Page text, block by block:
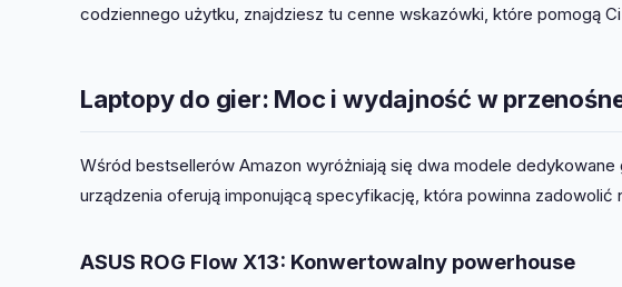
codziennego użytku, znajdziesz tu cenne wskazówki, które pomogą
Laptopy do gier: Moc i wydajność w
Wśród bestsellerów Amazon wyróżniają się dwa modele dedykowane
urządzenia oferują imponującą specyfikację, która powinna
ASUS ROG Flow X13: Konwertowalny powerhouse